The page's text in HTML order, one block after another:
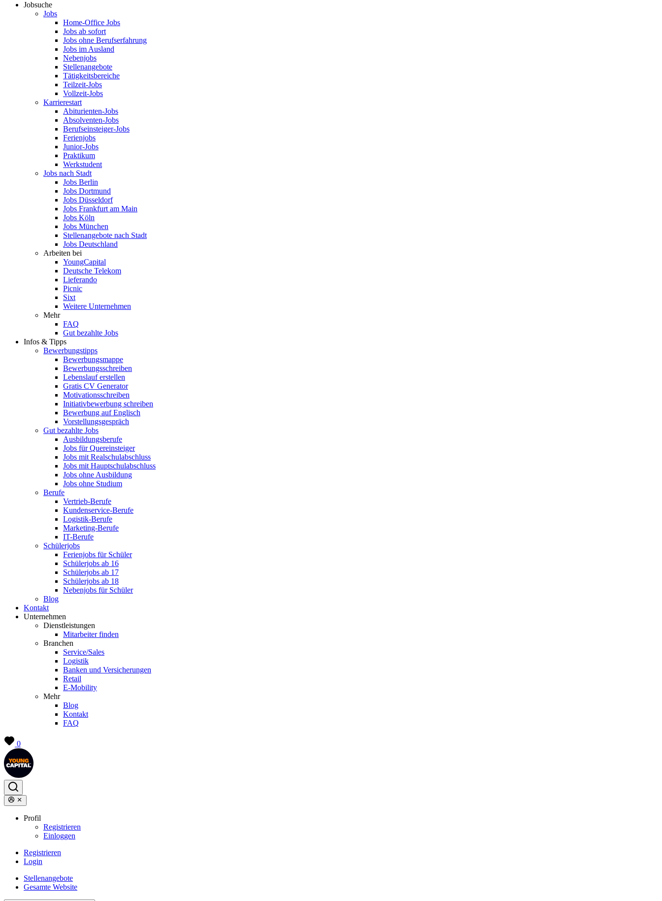
Jobsuche
Jobs
Home-Office Jobs
Jobs ab sofort
Jobs ohne Berufserfahrung
Jobs im Ausland
Nebenjobs
Stellenangebote
Tätigkeitsbereiche
Teilzeit-Jobs
Vollzeit-Jobs
Karrierestart
Abiturienten-Jobs
Absolventen-Jobs
Berufseinsteiger-Jobs
Ferienjobs
Junior-Jobs
Praktikum
Werkstudent
Jobs nach Stadt
Jobs Berlin
Jobs Dortmund
Jobs Düsseldorf
Jobs Frankfurt am Main
Jobs Köln
Jobs München
Stellenangebote nach Stadt
Jobs Deutschland
Arbeiten bei
YoungCapital
Deutsche Telekom
Lieferando
Picnic
Sixt
Weitere Unternehmen
Mehr
FAQ
Gut bezahlte Jobs
Infos & Tipps
Bewerbungstipps
Bewerbungsmappe
Bewerbungsschreiben
Lebenslauf erstellen
Gratis CV Generator
Motivationsschreiben
Initiativbewerbung schreiben
Bewerbung auf Englisch
Vorstellungsgespräch
Gut bezahlte Jobs
Ausbildungsberufe
Jobs für Quereinsteiger
Jobs mit Realschulabschluss
Jobs mit Hauptschulabschluss
Jobs ohne Ausbildung
Jobs ohne Studium
Berufe
Vertrieb-Berufe
Kundenservice-Berufe
Logistik-Berufe
Marketing-Berufe
IT-Berufe
Schülerjobs
Ferienjobs für Schüler
Schülerjobs ab 16
Schülerjobs ab 17
Schülerjobs ab 18
Nebenjobs für Schüler
Blog
Kontakt
Unternehmen
Dienstleistungen
Mitarbeiter finden
Branchen
Service/Sales
Logistik
Banken und Versicherungen
Retail
E-Mobility
Mehr
Blog
Kontakt
FAQ
0
Profil
Registrieren
Einloggen
Registrieren
Login
Stellenangebote
Gesamte Website